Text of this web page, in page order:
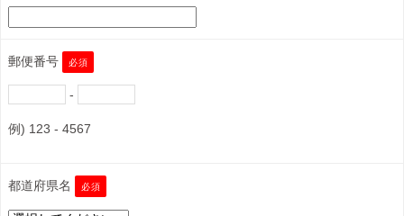
郵便番号 必須
-
例) 123 - 4567
都道府県名 必須